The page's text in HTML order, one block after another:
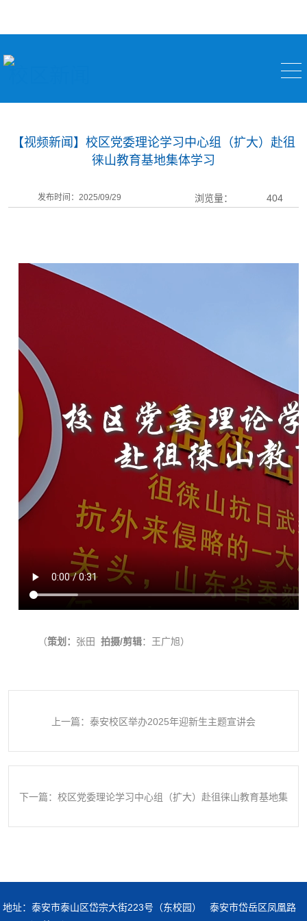
【视频新闻】校区党委理论学习中心组（扩大）赴徂
徕山教育基地集体学习
发布时间：2025/09/29 浏览量： 404
（策划： 张田 拍摄/剪辑：王广旭）
上一篇：泰安校区举办2025年迎新生主题宣讲会
下一篇：校区党委理论学习中心组（扩大）赴徂徕山教育基地集
地址：泰安市泰山区岱宗大街223号（东校园） 泰安市岱岳区凤凰路